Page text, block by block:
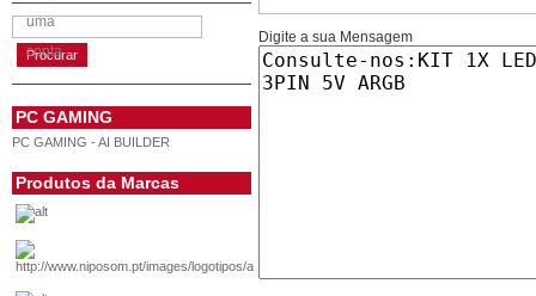
uma
conta
PC GAMING
PC GAMING - AI BUILDER
Produtos da Marcas
Digite a sua Mensagem